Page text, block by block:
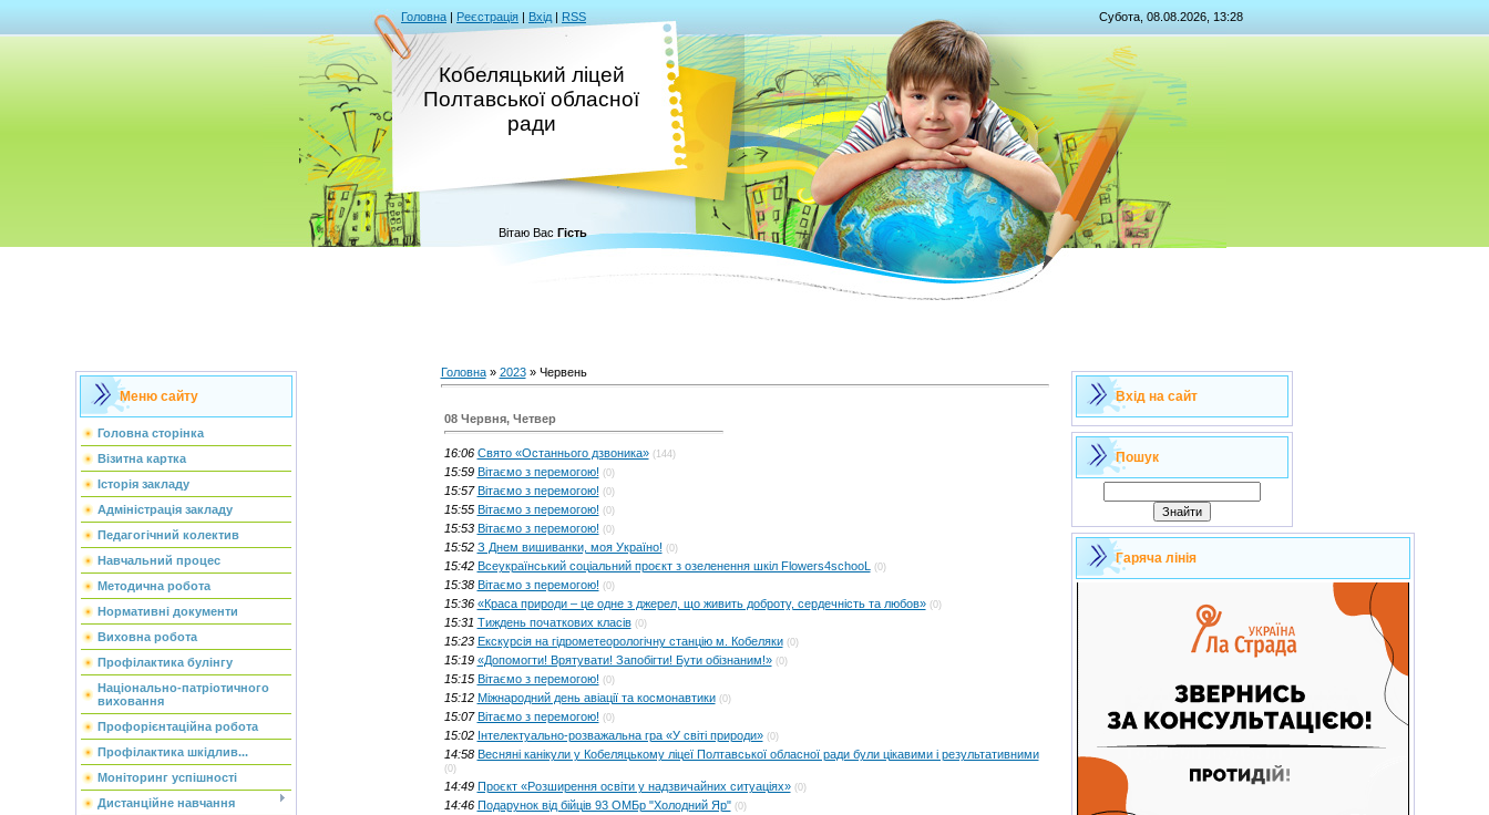
Головна | Реєстрація | Вхід | RSS Субота, 08.08.2026, 13:28
Кобеляцький ліцей
Полтавської обласної
ради
Вітаю Вас Гість
Меню сайту
Головна сторінка
Візитна картка
Історія закладу
Адміністрація закладу
Педагогічний колектив
Навчальний процес
Методична робота
Нормативні документи
Виховна робота
Профілактика булінгу
Національно-патріотичного
виховання
Профорієнтаційна робота
Профілактика шкідлив...
Моніторинг успішності
Дистанційне навчання
Головна» 2023 » Червень
08 Червня, Четвер
16:06 Свято «Останнього дзвоника» (144)
15:59 Вітаємо з перемогою! (0)
15:57 Вітаємо з перемогою! (0)
15:55 Вітаємо з перемогою! (0)
15:53 Вітаємо з перемогою! (0)
15:52 З Днем вишиванки, моя Україно! (0)
15:42 Всеукраїнський соціальний проєкт з озеленення шкіл Flowers4schooL (0)
15:38 Вітаємо з перемогою! (0)
15:36 «Краса природи – це одне з джерел, що живить доброту, сердечність та любов» (0)
15:31 Тиждень початкових класів (0)
15:23 Екскурсія на гідрометеорологічну станцію м. Кобеляки (0)
15:19 «Допомогти! Врятувати! Запобігти! Бути обізнаним!» (0)
15:15 Вітаємо з перемогою! (0)
15:12 Міжнародний день авіації та космонавтики (0)
15:07 Вітаємо з перемогою! (0)
15:02 Інтелектуально-розважальна гра «У світі природи» (0)
14:58 Весняні канікули у Кобеляцькому ліцеї Полтавської обласної ради були цікавими і результативними
(0)
14:49 Проєкт «Розширення освіти у надзвичайних ситуаціях» (0)
14:46 Подарунок від бійців 93 ОМБр "Холодний Яр" (0)
Вхід на сайт
Пошук
Гаряча лінія